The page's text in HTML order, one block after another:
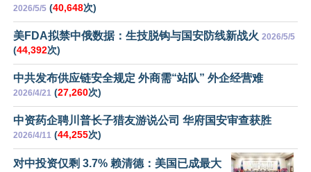
2026/5/5 (40,648次)
美FDA拟禁中俄数据：生技脱钩与国安防线新战火 2026/5/5
(44,392次)
中共发布供应链安全规定 外商需“站队” 外企经营难
2026/4/21 (27,260次)
中资药企聘川普长子猎友游说公司 华府国安审查获胜
2026/4/11 (44,255次)
对中投资仅剩 3.7% 赖清德：美国已成最大